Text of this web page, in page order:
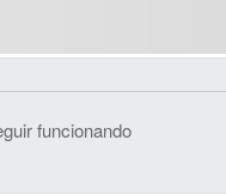
funcionando